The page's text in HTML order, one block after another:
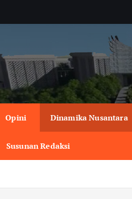
Opini Dinamika Nusantara
Susunan Redaksi